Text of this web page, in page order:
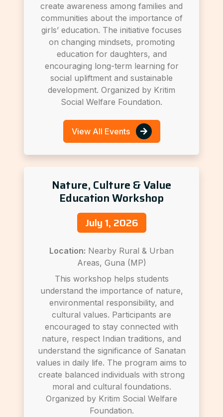
create awareness among families and
communities about the importance of
girls’ education. The initiative focuses
on changing mindsets, promoting
education for daughters, and
encouraging long-term learning for
social upliftment and sustainable
development. Organized by Kritim
Social Welfare Foundation.
View All Events
Nature, Culture & Value
Education Workshop
July 1, 2026
Location: Nearby Rural & Urban
Areas, Guna (MP)
This workshop helps students
understand the importance of nature,
environmental responsibility, and
cultural values. Participants are
encouraged to stay connected with
nature, respect Indian traditions, and
understand the significance of Sanatan
values in daily life. The program aims to
create balanced individuals with strong
moral and cultural foundations.
Organized by Kritim Social Welfare
Foundation.